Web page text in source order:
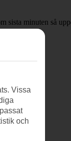
minuten så
Vissa
och